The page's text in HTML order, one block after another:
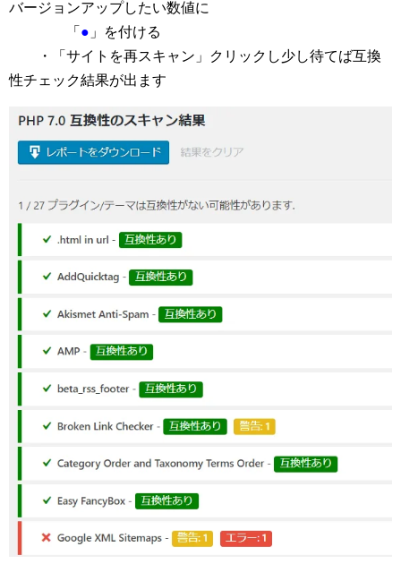
バージョンアップしたい数値に
「 ● 」を付ける
・「サイトを再スキャン」クリックし少し待てば互換
性チェック結果が出ます